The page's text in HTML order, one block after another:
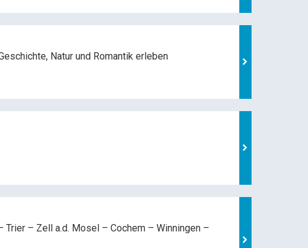
Natur und Romantik erleben
Trier – Zell a.d. Mosel – Cochem – Winningen –